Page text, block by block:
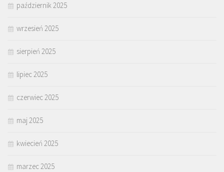
październik 2025
wrzesień 2025
sierpień 2025
lipiec 2025
czerwiec 2025
maj 2025
kwiecień 2025
marzec 2025